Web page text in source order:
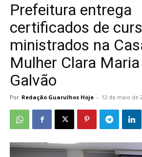
Prefeitura entrega
certificados de
ministrados na
Mulher Clara
Galvão
Por Redação Guarulhos Hoje - 12 de maio de